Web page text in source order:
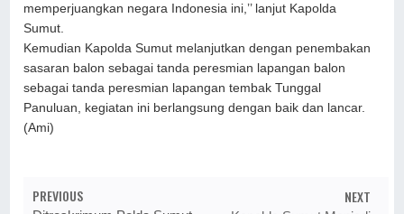
memperjuangkan negara Indonesia ini,’’ lanjut Kapolda
Sumut.
Kemudian Kapolda Sumut melanjutkan dengan penembakan
sasaran balon sebagai tanda peresmian lapangan balon
sebagai tanda peresmian lapangan tembak Tunggal
Panuluan, kegiatan ini berlangsung dengan baik dan lancar.
(Ami)
PREVIOUS NEXT